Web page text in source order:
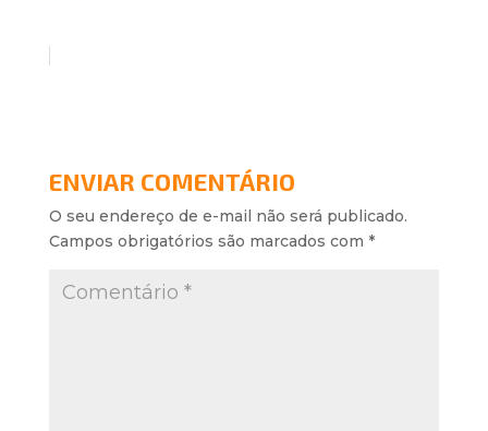
ENVIAR COMENTÁRIO
O seu endereço de e-mail não será publicado.
Campos obrigatórios são marcados com *